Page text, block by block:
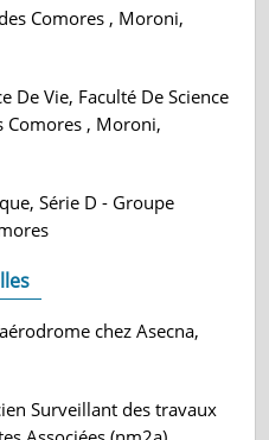
Comores , Moroni,
De Vie, Faculté De Science
Comores , Moroni,
Série D - Groupe
chez Asecna,
Surveillant des travaux